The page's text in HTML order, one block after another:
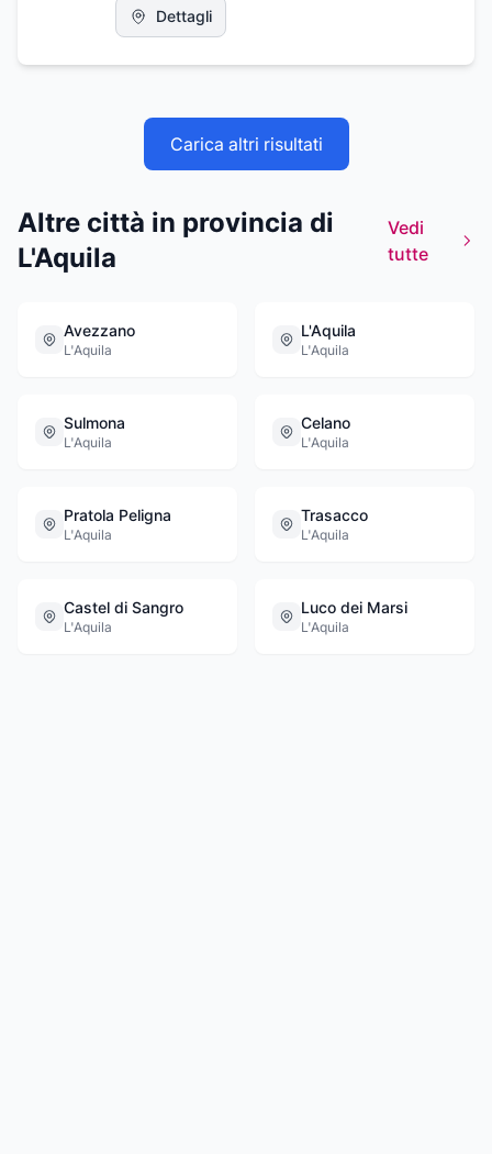
in tutte le fasi , dalla consulenza fino al
disbrigo di tutte le pratiche per sfruttare i
Dettagli
Carica altri risultati
Altre città in provincia di
L'Aquila
Vedi
tutte
Avezzano
L'Aquila
L'Aquila
L'Aquila
Sulmona
L'Aquila
Celano
L'Aquila
Pratola Peligna
L'Aquila
Trasacco
L'Aquila
Castel di Sangro
L'Aquila
Luco dei Marsi
L'Aquila